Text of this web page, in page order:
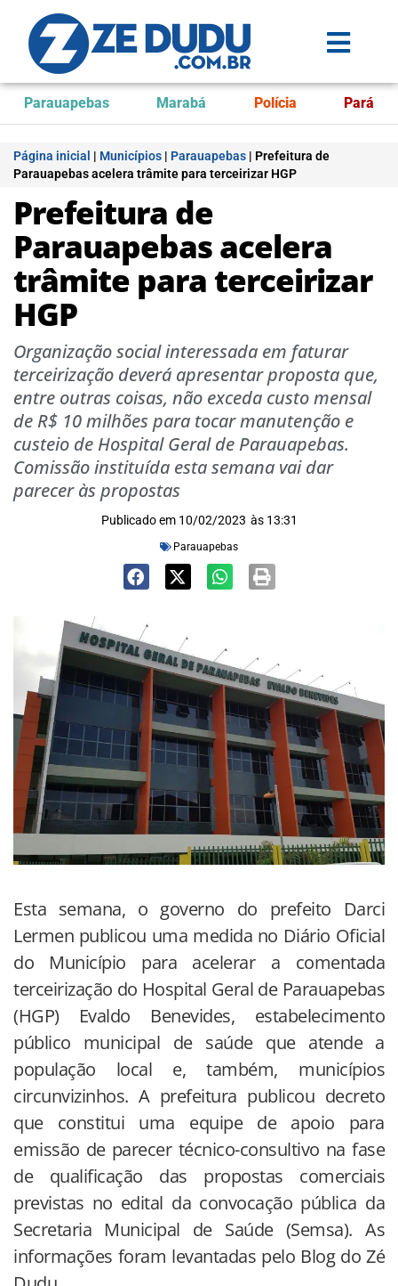
Parauapebas Marabá Polícia Pará
Página inicial | Municípios | Parauapebas | Prefeitura de
Parauapebas acelera trâmite para terceirizar HGP
Prefeitura de
Parauapebas acelera
trâmite para terceirizar
HGP
Organização social interessada em faturar
terceirização deverá apresentar proposta que,
entre outras coisas, não exceda custo mensal
de R$ 10 milhões para tocar manutenção e
custeio de Hospital Geral de Parauapebas.
Comissão instituída esta semana vai dar
parecer às propostas
Publicado em 10/02/2023 às 13:31
Parauapebas
Esta semana, o governo do prefeito Darci
Lermen publicou uma medida no Diário Oficial
do Município para acelerar a comentada
terceirização do Hospital Geral de Parauapebas
(HGP) Evaldo Benevides, estabelecimento
público municipal de saúde que atende a
população local e, também, municípios
circunvizinhos. A prefeitura publicou decreto
que constitui uma equipe de apoio para
emissão de parecer técnico-consultivo na fase
de qualificação das propostas comerciais
previstas no edital da convocação pública da
Secretaria Municipal de Saúde (Semsa). As
informações foram levantadas pelo Blog do Zé